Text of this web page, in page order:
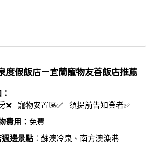
度假飯店－宜蘭寵物友善飯店推薦
❌ 寵物安置區✅ 須提前告知業者✅
費用： 免費
邊景點： 蘇澳冷泉、南方澳漁港